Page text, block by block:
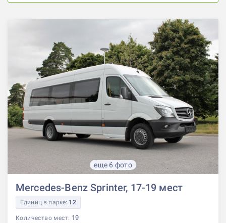
еще 6 фото
Mercedes-Benz Sprinter, 17-19 мест
Единиц в парке: 12
Количество мест: 19